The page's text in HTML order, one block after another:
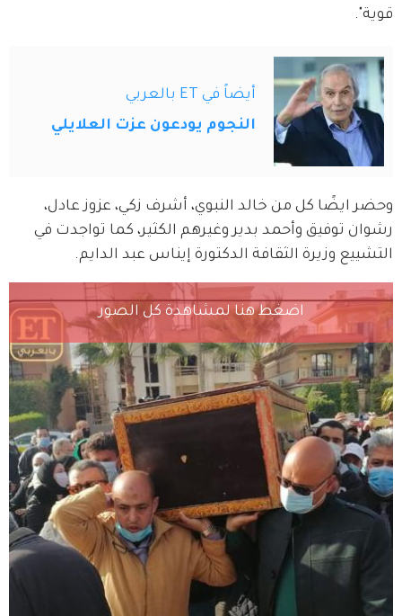
قوية".
أيضاً في ET بالعربي
النجوم يودعون عزت العلايلي
وحضر ايضًا كل من خالد النبوي، أشرف زكي، عزوز عادل،
رشوان توفيق وأحمد بدير وغيرهم الكثير، كما تواجدت في
التشييع وزيرة الثقافة الدكتورة إيناس عبد الدايم.